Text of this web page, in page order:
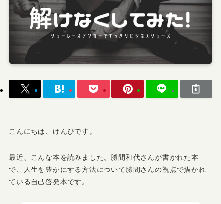
こんにちは、けんぴです。
最近、こんな本を読みました。勝間和代さんが書かれた本
で、人生を豊かにする方法について勝間さんの視点で描かれ
ている自己啓発本です。